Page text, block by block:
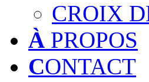
CROIX
À PROPOS
CONTACT